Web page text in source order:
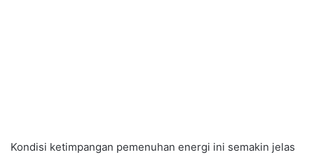
Kondisi ketimpangan pemenuhan energi ini semakin jelas